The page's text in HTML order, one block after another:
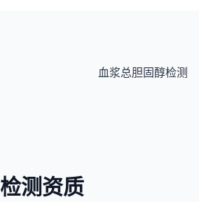
血浆总胆固醇检测
检测资质